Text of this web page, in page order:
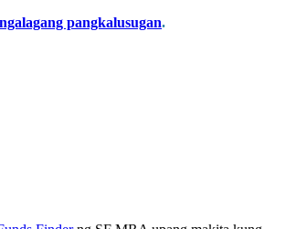
pangkalusugan.